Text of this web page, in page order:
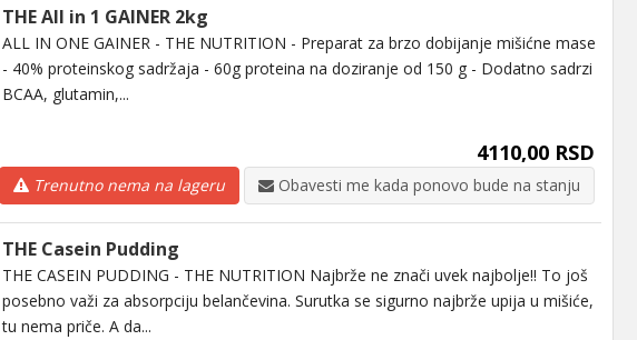
THE All in 1 GAINER 2kg
ALL IN ONE GAINER - THE NUTRITION - Preparat za brzo dobijanje mišićne mase
- 40% proteinskog sadržaja - 60g proteina na doziranje od 150 g - Dodatno sadrzi
BCAA, glutamin,...
4110,00 RSD
Trenutno nema na lageru Obavesti me kada ponovo bude na stanju
THE Casein Pudding
THE CASEIN PUDDING - THE NUTRITION Najbrže ne znači uvek najbolje!! To još
posebno važi za absorpciju belančevina. Surutka se sigurno najbrže upija u mišiće,
tu nema priče. A da...